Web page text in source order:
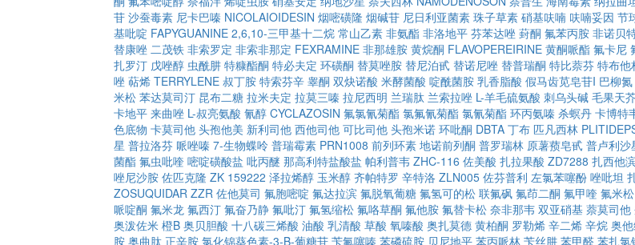
苷 沙蚕毒素 尼卡巴嗪 NICOLAIOIDESIN 烟嘧磺隆 烟碱苷 尼日利亚菌素 珠子草素 硝基呋喃 呋喃妥因 节
基吡啶 FAPYGUANINE 2,6,10-三甲基十二烷 常山乙素 非氨酯 非洛地平 芬苯达唑 葑酮 氟苯丙胺 非诺贝
替康唑 二茂铁 非索罗定 非索非那定 FEXRAMINE 非那雄胺 黄烷酮 FLAVOPEREIRINE 黄酮哌酯 氟卡尼
扎罗汀 戊唑醇 虫酰肼 特糠酯酮 特必夫定 环磺酮 替莫唑胺 替尼泊甙 替诺尼唑 替普瑞酮 特比萘芬 特布他
唑 萜烯 TERRYLENE 叔丁胺 特索芬辛 睾酮 双炔诺酸 米酵菌酸 啶酰菌胺 乳香脂酸 假马齿苋皂苷I 巴柳氮
米松 苯达莫司汀 昆布二糖 拉米夫定 拉莫三嗪 拉尼西明 兰瑞肽 兰索拉唑 L-羊毛硫氨酸 刺乌头碱 毛果天
卡地平 来曲唑 L-叔亮氨酸 氰醇 CYCLAZOSIN 氟氯氰菊酯 氯氟氰菊酯 氯氰菊酯 环丙氨嗪 杀螟丹 卡博特
色底物 卡莫司他 头孢他美 新利司他 西他司他 可比司他 头孢米诺 环吡酮 DBTA 丁布 匹凡西林
星 普拉洛芬 哌唑嗪 7-生物蝶呤 普瑞霉素 PRN1008 前列环素 地诺前列酮 普罗瑞林 原薯蓣皂甙 普卢利沙
菌酯 氟虫吡喹 嘧啶磺酸盐 吡丙醚 那高利特盐酸盐 帕利普韦 ZHC-116 佐美酸 扎拉果酸 ZD7288 扎西他
唑尼沙胺 佐匹克隆 ZK 159222 泽拉烯醇 玉米醇 齐帕特罗 辛特洛 ZLN005 佐芬普利 左氯苯噻酚 唑吡坦
ZOSUQUIDAR ZZR 佐他莫司 氟胞嘧啶 氟达拉滨 氟脱氧葡糖 氟氢可的松 联氟砜 氟茚二酮 氟甲喹 氟米松
哌啶酮 氟米龙 氟西汀 氟奋乃静 氟吡汀 氟氢缩松 氟咯草酮 氟他胺 氟替卡松 奈非那韦 双亚硝基 萘莫司他
奥泼佐米 橙B 奥贝胆酸 十八碳三烯酸 油酸 乳清酸 草酸 氧嗪酸 奥扎莫德 黄柏酮 罗勒烯 辛二烯 辛烷 奥
胺 奥曲肽 正辛胺 氯化锦葵色素-3-Β-葡糖苷 苄氟噻嗪 苯磷硫胺 贝尼地平 苯丙哌林 苄丝肼 苯甲醛 苯扎氯